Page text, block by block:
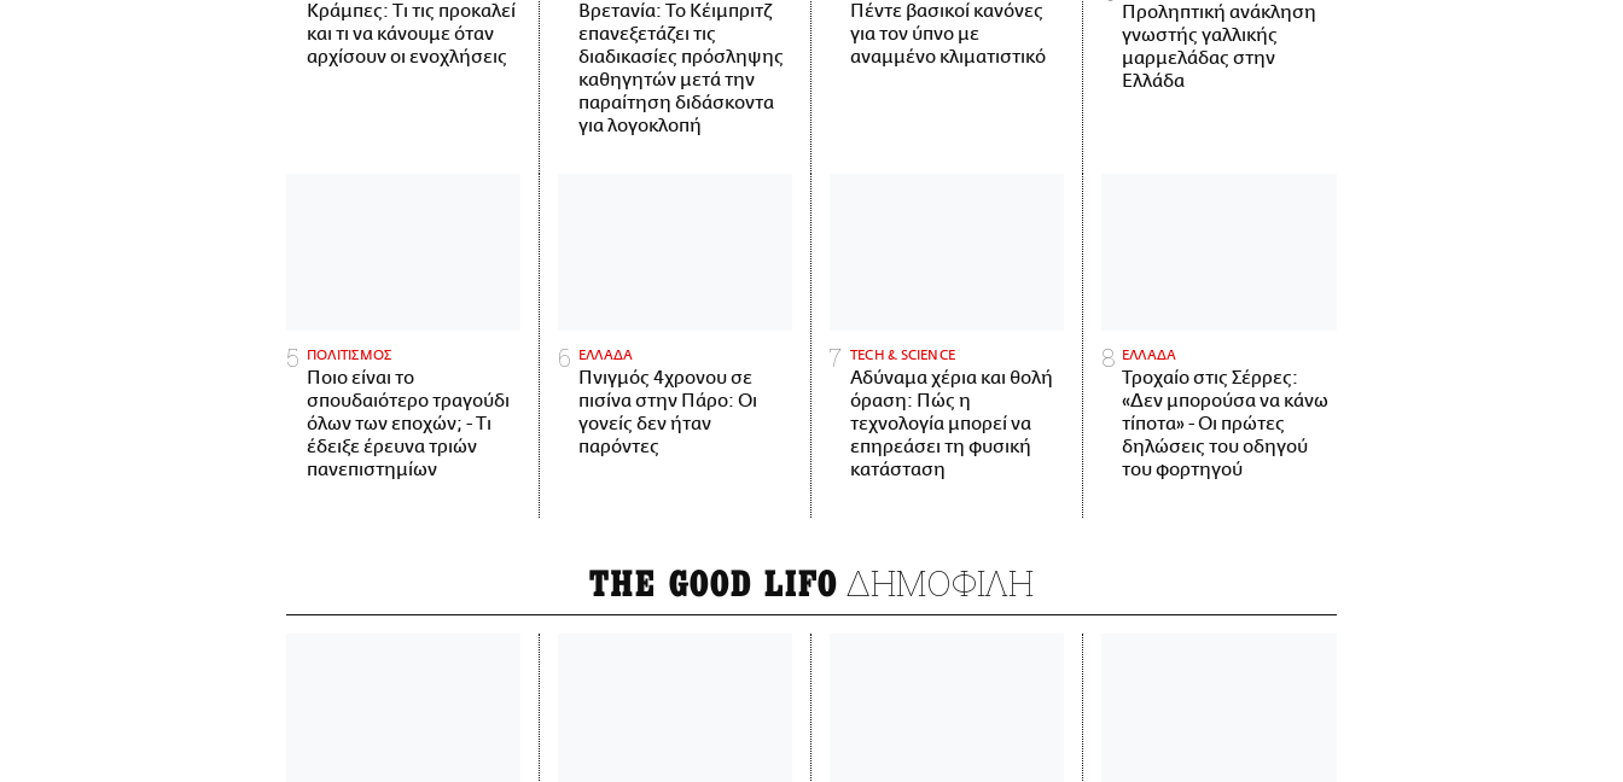
Κράμπες: Τι τις προκαλεί
και τι να κάνουμε όταν
αρχίσουν οι ενοχλήσεις
Βρετανία: Το Κέιμπριτζ
επανεξετάζει τις
διαδικασίες πρόσληψης
καθηγητών μετά την
παραίτηση διδάσκοντα
για λογοκλοπή
Πέντε βασικοί κανόνες
για τον ύπνο με
αναμμένο κλιματιστικό
Προληπτική ανάκληση
γνωστής γαλλικής
μαρμελάδας στην
Ελλάδα
ΠΟΛΙΤΙΣΜΟΣ
Ποιο είναι το
σπουδαιότερο τραγούδι
όλων των εποχών; - Τι
έδειξε έρευνα τριών
πανεπιστημίων
ΕΛΛΑΔΑ
Πνιγμός 4χρονου σε
πισίνα στην Πάρο: Οι
γονείς δεν ήταν
παρόντες
ΤECH & SCIENCE
Αδύναμα χέρια και θολή
όραση: Πώς η
τεχνολογία μπορεί να
επηρεάσει τη φυσική
κατάσταση
ΕΛΛΑΔΑ
Τροχαίο στις Σέρρες:
«Δεν μπορούσα να κάνω
τίποτα» - Οι πρώτες
δηλώσεις του οδηγού
του φορτηγού
THE GOOD LIFO ΔΗΜΟΦΙΛΗ